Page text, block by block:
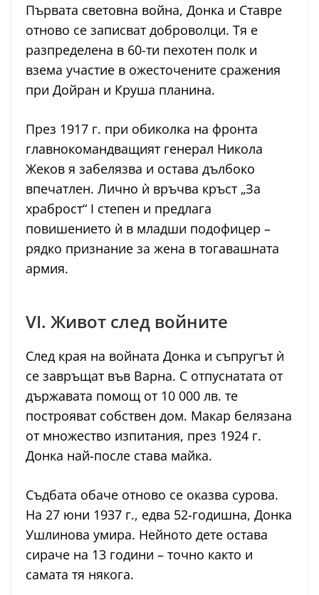
Първата световна война, Донка и Ставре
отново се записват доброволци. Тя е
разпределена в 60-ти пехотен полк и
взема участие в ожесточените сражения
при Дойран и Круша планина.
През 1917 г. при обиколка на фронта
главнокомандващият генерал Никола
Жеков я забелязва и остава дълбоко
впечатлен. Лично ѝ връчва кръст „За
храброст“ I степен и предлага
повишението ѝ в младши подофицер –
рядко признание за жена в тогавашната
армия.
VI. Живот след войните
След края на войната Донка и съпругът ѝ
се завръщат във Варна. С отпуснатата от
държавата помощ от 10 000 лв. те
построяват собствен дом. Макар белязана
от множество изпитания, през 1924 г.
Донка най-после става майка.
Съдбата обаче отново се оказва сурова.
На 27 юни 1937 г., едва 52-годишна, Донка
Ушлинова умира. Нейното дете остава
сираче на 13 години – точно както и
самата тя някога.